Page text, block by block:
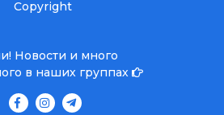
Copyright
Новости и много
в наших группах